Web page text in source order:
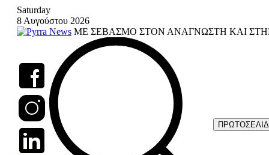
Skip
content
Saturday
8 Αυγούστου 2026
ΜΕ ΣΕΒΑΣΜΟ ΣΤΟΝ ΑΝΑΓΝΩΣΤΗ ΚΑΙ